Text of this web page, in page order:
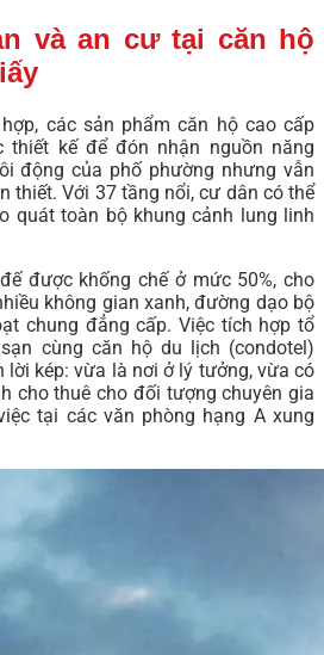
và an cư tại căn hộ
các sản phẩm căn hộ cao cấp
thiết kế để đón nhận nguồn năng
động của phố phường nhưng vẫn
thiết. Với 37 tầng nổi, cư dân có thể
quát toàn bộ khung cảnh lung linh
được khống chế ở mức 50%, cho
không gian xanh, đường dạo bộ
chung đẳng cấp. Việc tích hợp tổ
cùng căn hộ du lịch (condotel)
lời kép: vừa là nơi ở lý tưởng, vừa có
cho thuê cho đối tượng chuyên gia
tại các văn phòng hạng A xung